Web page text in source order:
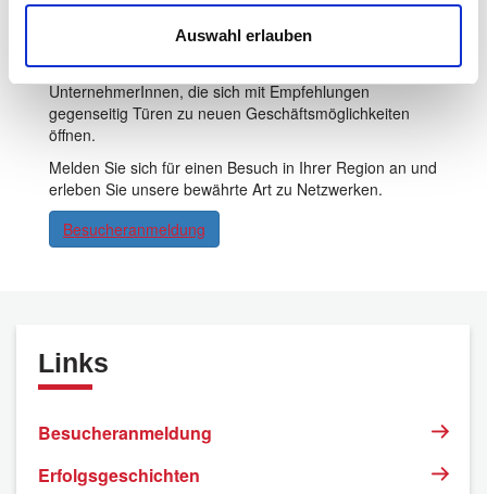
Auswahl erlauben
BNI steht für «Business Network International» und ist
die weltweit grösste und erfolgreichste
Netzwerkorganisation. Wir vereinen gleichgesinnte
UnternehmerInnen, die sich mit Empfehlungen
gegenseitig Türen zu neuen Geschäftsmöglichkeiten
öffnen.
Melden Sie sich für einen Besuch in Ihrer Region an und
erleben Sie unsere bewährte Art zu Netzwerken.
Besucheranmeldung
Links
Besucheranmeldung
Erfolgsgeschichten